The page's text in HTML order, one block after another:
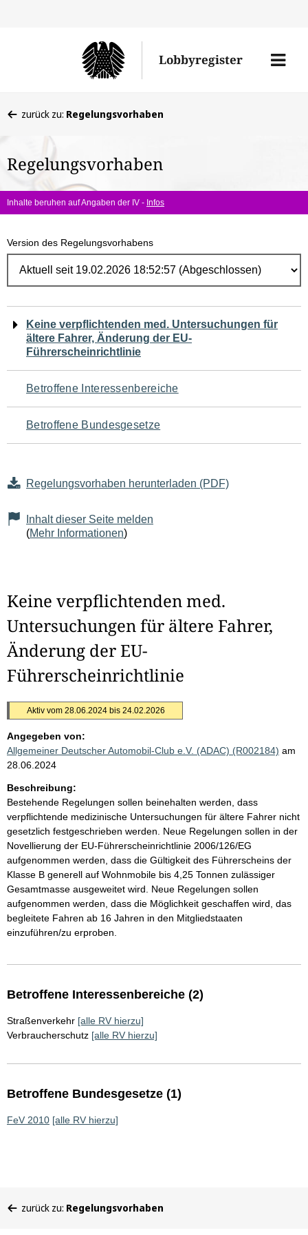
Lobbyregister
Menü
befinden
hier:
zurück zu: Regelungsvorhaben
Regelungsvorhaben
Inhalte beruhen auf Angaben der IV - Infos
Version des Regelungsvorhabens
Navigation
für
den
Seiteninhalt
Keine verpflichtenden med. Untersuchungen für
ältere Fahrer, Änderung der EU-
Führerscheinrichtlinie
Betroffene Interessenbereiche
Betroffene Bundesgesetze
Regelungsvorhaben herunterladen (PDF)
Inhalt dieser Seite melden
(Mehr Informationen)
Keine verpflichtenden med.
Untersuchungen für ältere Fahrer,
Änderung der EU-
Führerscheinrichtlinie
Aktiv vom 28.06.2024 bis 24.02.2026
Angegeben von:
Allgemeiner Deutscher Automobil-Club e.V. (ADAC) (R002184) am
28.06.2024
Beschreibung:
Bestehende Regelungen sollen beinehalten werden, dass
verpflichtende medizinische Untersuchungen für ältere Fahrer nicht
gesetzlich festgeschrieben werden. Neue Regelungen sollen in der
Novellierung der EU-Führerscheinrichtlinie 2006/126/EG
aufgenommen werden, dass die Gültigkeit des Führerscheins der
Klasse B generell auf Wohnmobile bis 4,25 Tonnen zulässiger
Gesamtmasse ausgeweitet wird. Neue Regelungen sollen
aufgenommen werden, dass die Möglichkeit geschaffen wird, das
begleitete Fahren ab 16 Jahren in den Mitgliedstaaten
einzuführen/zu erproben.
Betroffene Interessenbereiche (2)
Straßenverkehr [alle RV hierzu]
Verbraucherschutz [alle RV hierzu]
Betroffene Bundesgesetze (1)
FeV 2010 [alle RV hierzu]
befinden
zurück zu: Regelungsvorhaben